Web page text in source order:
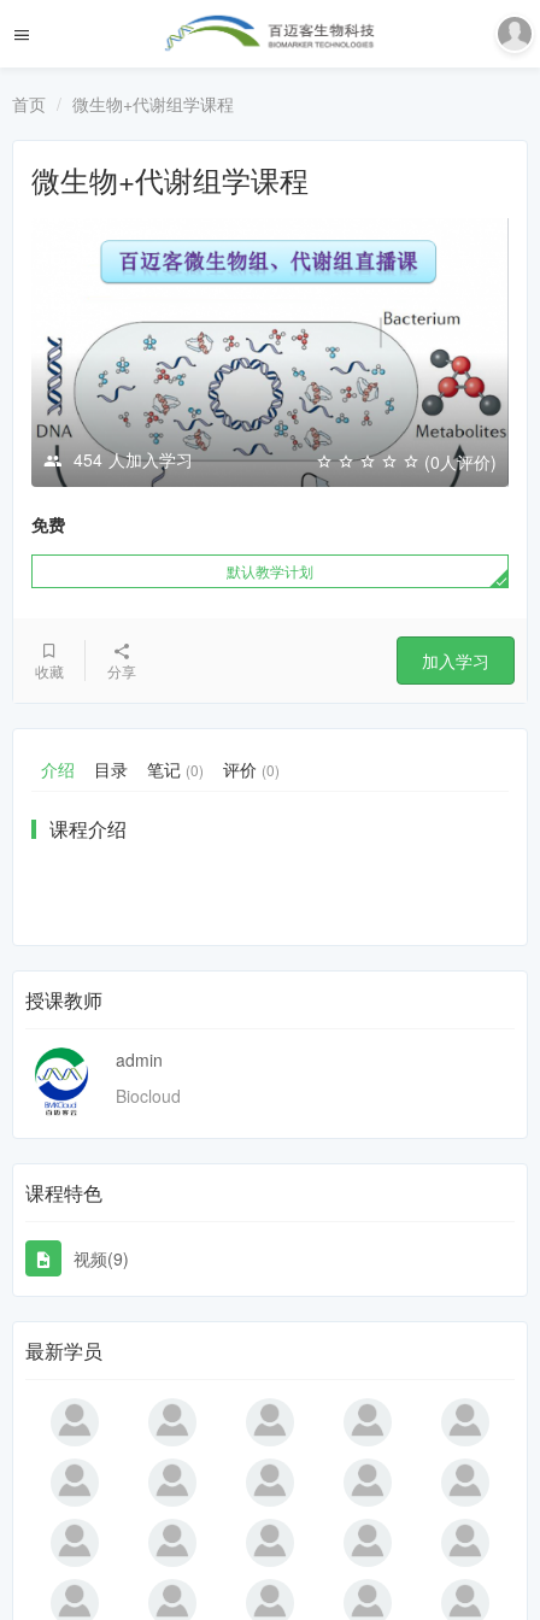
首页 微生物+代谢组学课程
微生物+代谢组学课程
454 人加入学习 (0人评价)
免费
默认教学计划
收藏 分享 加入学习
介绍 目录 笔记 (0) 评价 (0)
课程介绍
授课教师
admin
Biocloud
课程特色
视频(9)
最新学员